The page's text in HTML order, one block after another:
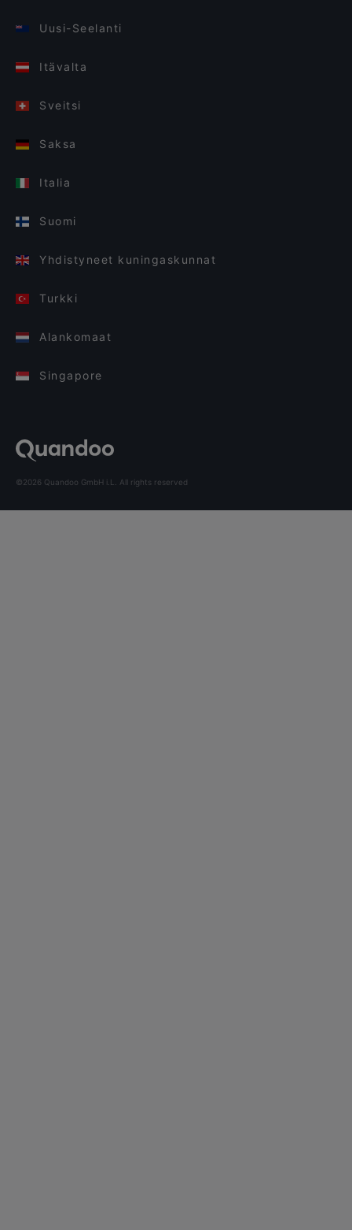
Uusi-Seelanti
Itävalta
Sveitsi
Saksa
Italia
Suomi
Yhdistyneet kuningaskunnat
Turkki
Alankomaat
Singapore
©2026 Quandoo GmbH i.L. All rights reserved